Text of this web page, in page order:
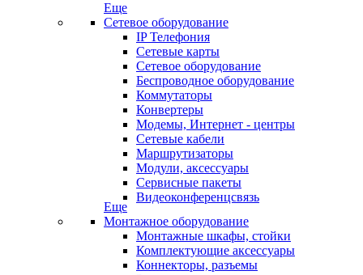
Еще
Сетевое оборудование
IP Телефония
Сетевые карты
Сетевое оборудование
Беспроводное оборудование
Коммутаторы
Конвертеры
Модемы, Интернет - центры
Сетевые кабели
Маршрутизаторы
Модули, аксессуары
Сервисные пакеты
Видеоконференцсвязь
Еще
Монтажное оборудование
Монтажные шкафы, стойки
Комплектующие аксессуары
Коннекторы, разъемы